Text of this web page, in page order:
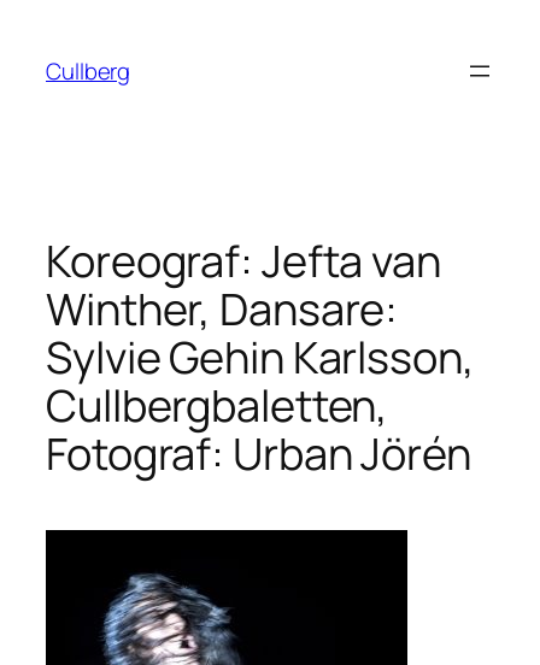
innehåll
Cullberg
Koreograf: Jefta van
Winther, Dansare:
Sylvie Gehin Karlsson,
Cullbergbaletten,
Fotograf: Urban Jörén